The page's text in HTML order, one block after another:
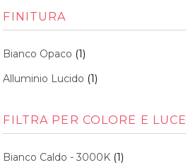
FINITURA
Bianco Opaco (1)
Alluminio Lucido (1)
FILTRA PER COLORE E LUCE
Bianco Caldo - 3000K (1)